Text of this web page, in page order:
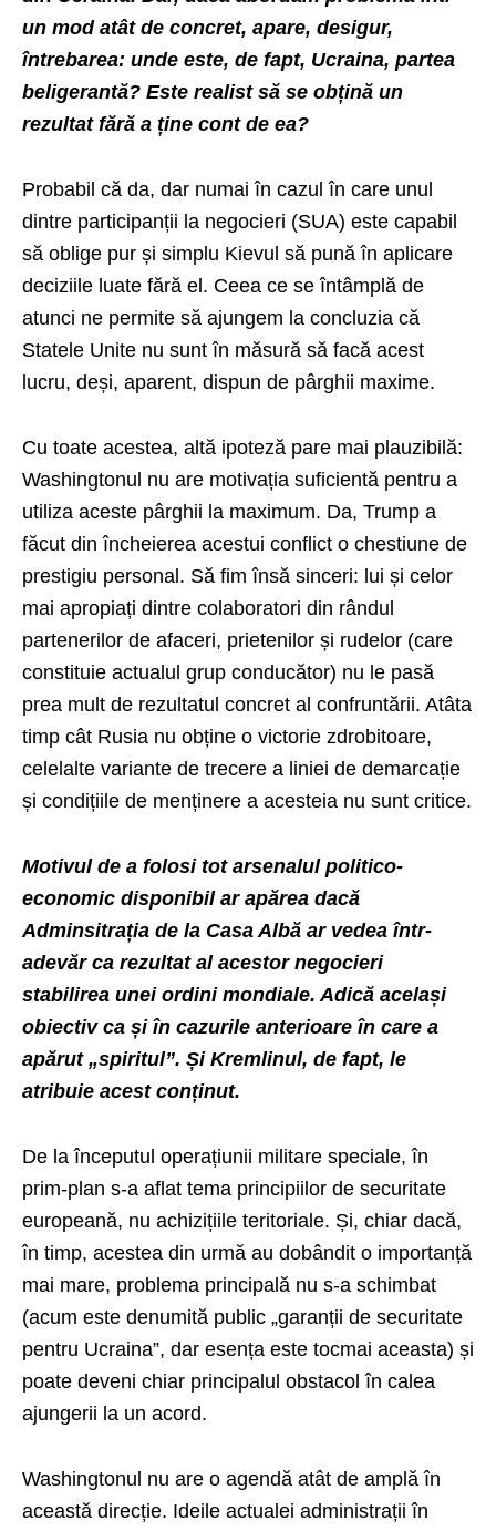
un mod atât de concret, apare, desigur,
întrebarea: unde este, de fapt, Ucraina, partea
beligerantă? Este realist să se obțină un
rezultat fără a ține cont de ea?
Probabil că da, dar numai în cazul în care unul
dintre participanții la negocieri (SUA) este capabil
să oblige pur și simplu Kievul să pună în aplicare
deciziile luate fără el. Ceea ce se întâmplă de
atunci ne permite să ajungem la concluzia că
Statele Unite nu sunt în măsură să facă acest
lucru, deși, aparent, dispun de pârghii maxime.
Cu toate acestea, altă ipoteză pare mai plauzibilă:
Washingtonul nu are motivația suficientă pentru a
utiliza aceste pârghii la maximum. Da, Trump a
făcut din încheierea acestui conflict o chestiune de
prestigiu personal. Să fim însă sinceri: lui și celor
mai apropiați dintre colaboratori din rândul
partenerilor de afaceri, prietenilor și rudelor (care
constituie actualul grup conducător) nu le pasă
prea mult de rezultatul concret al confruntării. Atâta
timp cât Rusia nu obține o victorie zdrobitoare,
celelalte variante de trecere a liniei de demarcație
și condițiile de menținere a acesteia nu sunt critice.
Motivul de a folosi tot arsenalul politico-
economic disponibil ar apărea dacă
Adminsitrația de la Casa Albă ar vedea într-
adevăr ca rezultat al acestor negocieri
stabilirea unei ordini mondiale. Adică același
obiectiv ca și în cazurile anterioare în care a
apărut „spiritul”. Și Kremlinul, de fapt, le
atribuie acest conținut.
De la începutul operațiunii militare speciale, în
prim-plan s-a aflat tema principiilor de securitate
europeană, nu achizițiile teritoriale. Și, chiar dacă,
în timp, acestea din urmă au dobândit o importanță
mai mare, problema principală nu s-a schimbat
(acum este denumită public „garanții de securitate
pentru Ucraina”, dar esența este tocmai aceasta) și
poate deveni chiar principalul obstacol în calea
ajungerii la un acord.
Washingtonul nu are o agendă atât de amplă în
această direcție. Ideile actualei administrații în